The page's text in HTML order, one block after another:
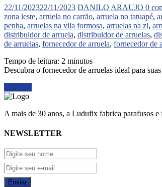
22/11/202322/11/2023 DANILO ARAUJO 0
zona leste, arruela no carrão, arruela no tatuapé,
penha, arruelas na vila formosa, arruelas na zl,
distribuidor de arruela, distribuidor de arruelas,
de arruelas, fornecedor de arruela, fornecedor de
Tempo de leitura: 2 minutos
Descubra o fornecedor de arruelas ideal para
A mais de 30 anos, a Ludufix fabrica parafusos
NEWSLETTER
Enviar